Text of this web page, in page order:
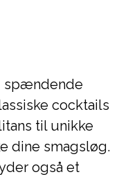
spændende
cocktails
til unikke
dine smagsløg.
også et